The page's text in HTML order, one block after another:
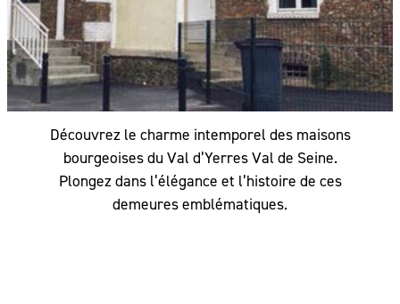
Découvrez le charme intemporel des maisons
bourgeoises du Val d’Yerres Val de Seine.
Plongez dans l’élégance et l’histoire de ces
demeures emblématiques.